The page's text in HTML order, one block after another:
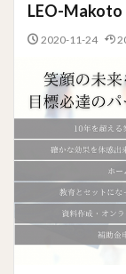
LEO-Makoto
2020-11-24